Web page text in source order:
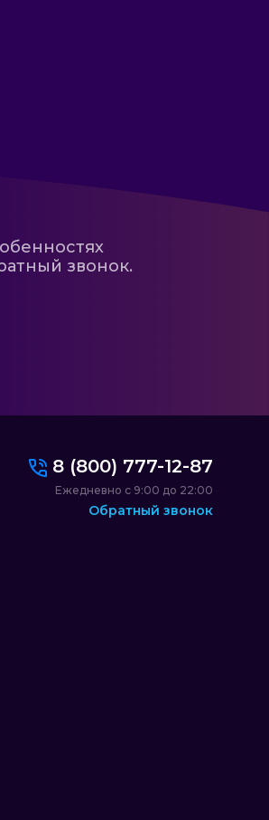
звонок.
8 (800) 777-12-87
Ежедневно с 9:00 до 22:00
Обратный звонок